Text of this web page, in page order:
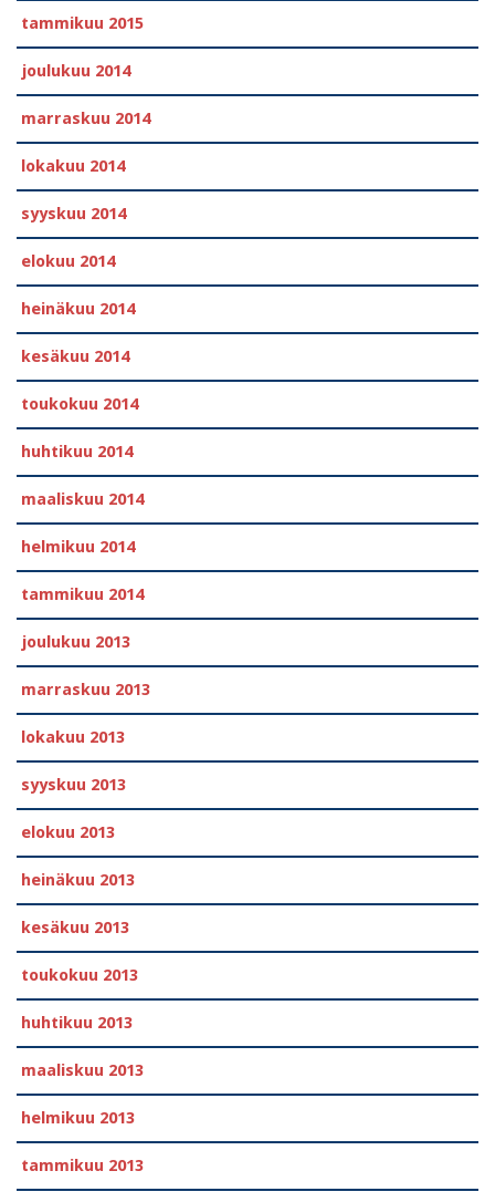
tammikuu 2015
joulukuu 2014
marraskuu 2014
lokakuu 2014
syyskuu 2014
elokuu 2014
heinäkuu 2014
kesäkuu 2014
toukokuu 2014
huhtikuu 2014
maaliskuu 2014
helmikuu 2014
tammikuu 2014
joulukuu 2013
marraskuu 2013
lokakuu 2013
syyskuu 2013
elokuu 2013
heinäkuu 2013
kesäkuu 2013
toukokuu 2013
huhtikuu 2013
maaliskuu 2013
helmikuu 2013
tammikuu 2013